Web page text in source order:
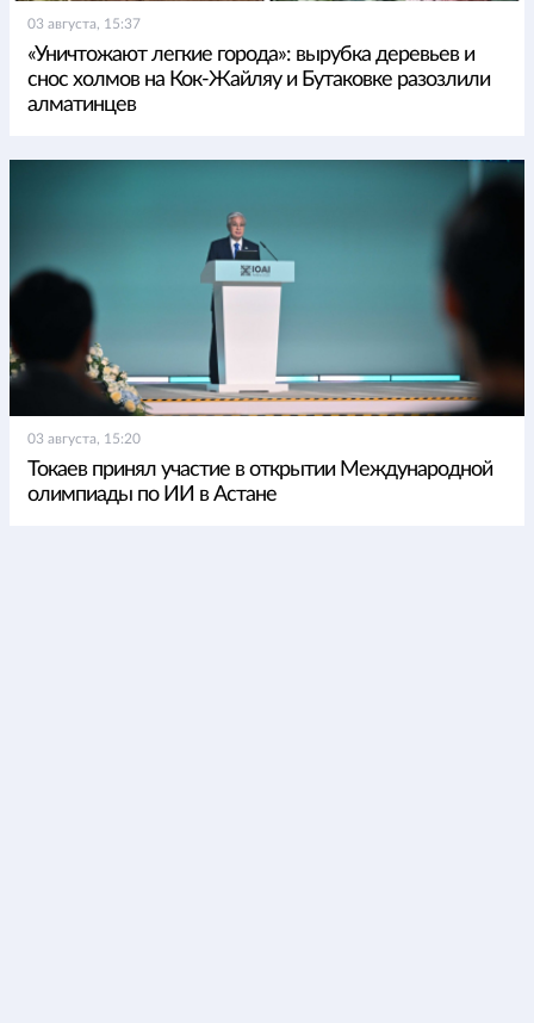
03 августа, 15:37
«Уничтожают легкие города»: вырубка деревьев и
снос холмов на Кок-Жайляу и Бутаковке разозлили
алматинцев
03 августа, 15:20
Токаев принял участие в открытии Международной
олимпиады по ИИ в Астане